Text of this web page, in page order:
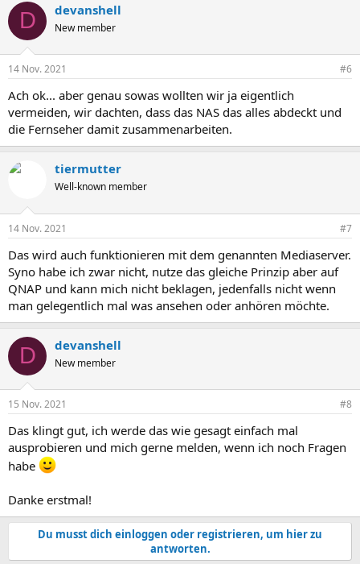
D devanshell
New member
14 Nov. 2021 #6
Ach ok... aber genau sowas wollten wir ja eigentlich
vermeiden, wir dachten, dass das NAS das alles abdeckt und
die Fernseher damit zusammenarbeiten.
tiermutter
Well-known member
14 Nov. 2021 #7
Das wird auch funktionieren mit dem genannten Mediaserver.
Syno habe ich zwar nicht, nutze das gleiche Prinzip aber auf
QNAP und kann mich nicht beklagen, jedenfalls nicht wenn
man gelegentlich mal was ansehen oder anhören möchte.
D devanshell
New member
15 Nov. 2021 #8
Das klingt gut, ich werde das wie gesagt einfach mal
ausprobieren und mich gerne melden, wenn ich noch Fragen
habe
Danke erstmal!
Du musst dich einloggen oder registrieren, um hier zu
antworten.